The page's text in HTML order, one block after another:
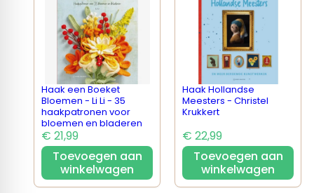
Haak een Boeket
Bloemen - Li Li - 35
haakpatronen voor
bloemen en bladeren
€ 21,99
Toevoegen aan
winkelwagen
Haak Hollandse
Meesters - Christel
Krukkert
€ 22,99
Toevoegen aan
winkelwagen